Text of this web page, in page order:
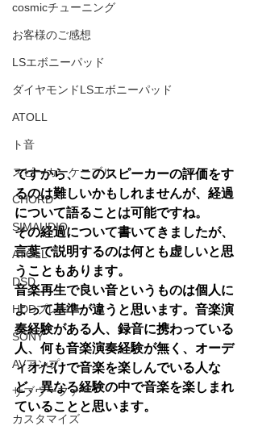
cosmicチューニング
お客様のご感想
LSエボニーパッド
ダイヤモンドLSエボニーパッド
ATOLL
ト音
スピーカーケーブル
CHORD
SIMAUDIO
ATOLL
DSD
HDDプレヤー
SONY
AVアンプ
サブウーファー
カスタマイズ
ですから、このスピーカーの評価をす
るのは難しいかもしれませんが、経過
について語ることは可能ですね。
その経過について書いてきましたが、
言葉で説明するのは何とも虚しいと思
うこともあります。
音楽再生で良い音というものは個人に
よって基準が違うと思います。音楽演
奏経験がある人、録音に携わっている
人、何も音楽演奏経験が無く、オーデ
ィオだけで音楽を楽しんでいる人な
ど、異なる経験の中で音楽を楽しまれ
ていることと思います。